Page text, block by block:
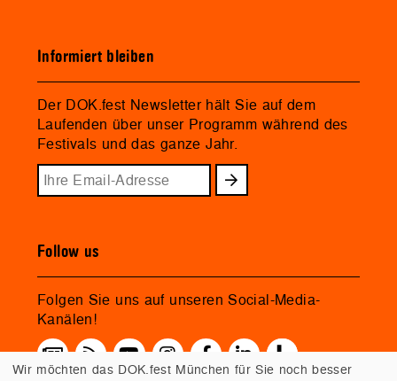
Informiert bleiben
Der DOK.fest Newsletter hält Sie auf dem
Laufenden über unser Programm während des
Festivals und das ganze Jahr.
Follow us
Folgen Sie uns auf unseren Social-Media-
Kanälen!
Wir möchten das DOK.fest München für Sie noch besser